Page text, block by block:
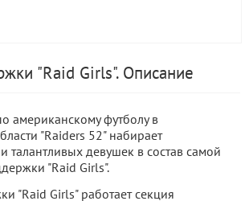
"Raid Girls". Описание
американскому футболу в
"Raiders 52" набирает
талантливых девушек в состав самой
"Raid Girls".
"Raid Girls" работает секция